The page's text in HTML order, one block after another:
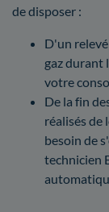
de disposer :
D'un
gaz durant
votre
De la fin
réalisés de
besoin de
technicien